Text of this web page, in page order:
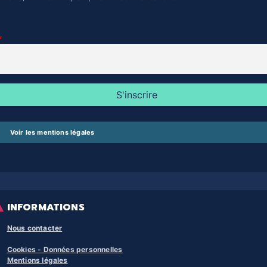
Voir les mentions légales
INFORMATIONS
Nous contacter
Cookies - Données personnelles
Mentions légales